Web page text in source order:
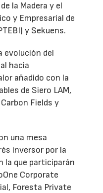
la Madera y el
y Empresarial de
y Sekuens.
evolución del
hacia
añadido con la
de Siero LAM,
Fields y
una mesa
inversor por la
la que participarán
Corporate
Foresta Private